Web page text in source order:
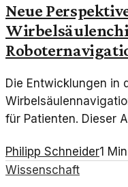
Neue
Die Entwicklungen in
für Patienten. Dieser
Philipp Schneider1
Wissenschaft